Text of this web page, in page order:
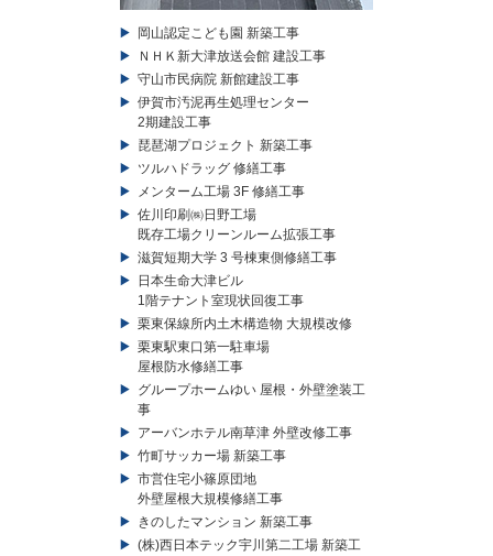
岡山認定こども園 新築工事
ＮＨＫ新大津放送会館 建設工事
守山市民病院 新館建設工事
伊賀市汚泥再生処理センター
2期建設工事
琵琶湖プロジェクト 新築工事
ツルハドラッグ 修繕工事
メンターム工場 3F 修繕工事
佐川印刷㈱日野工場
既存工場クリーンルーム拡張工事
滋賀短期大学 3 号棟東側修繕工事
日本生命大津ビル
1階テナント室現状回復工事
栗東保線所内土木構造物 大規模改修
栗東駅東口第一駐車場
屋根防水修繕工事
グループホームゆい 屋根・外壁塗装工
事
アーバンホテル南草津 外壁改修工事
竹町サッカー場 新築工事
市営住宅小篠原団地
外壁屋根大規模修繕工事
きのしたマンション 新築工事
(株)西日本テック宇川第二工場 新築工